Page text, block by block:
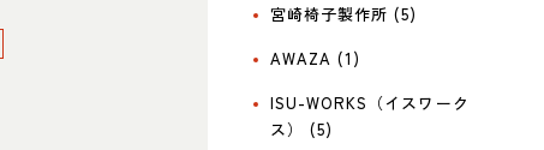
宮崎椅子製作所 (5)
AWAZA (1)
ISU-WORKS（イスワーク
ス） (5)